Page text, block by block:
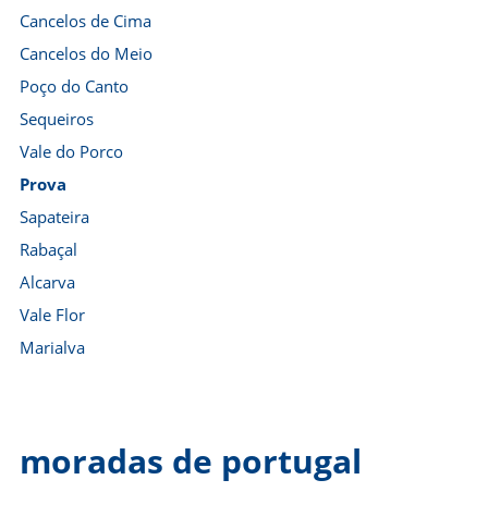
Cancelos de Cima
Cancelos do Meio
Poço do Canto
Sequeiros
Vale do Porco
Prova
Sapateira
Rabaçal
Alcarva
Vale Flor
Marialva
moradas de portugal